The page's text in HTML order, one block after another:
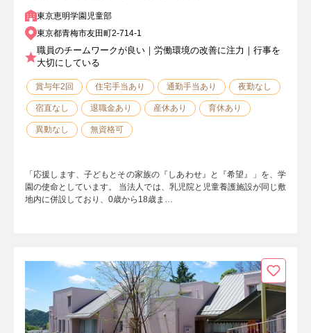
東京恵明学園児童部
東京都青梅市友田町2-714-1
職員のチームワークが良い｜労働環境の改善に注力｜行事を
大切にしている
賞与年2回 住宅手当あり 通勤手当あり 夜勤なし
宿直なし 退職金あり 産休あり 育休あり
異動なし 無資格可
「応援します、子どもとその家族の『しあわせ』と『希望』」を、学
園の使命としています。 当法人では、乳児院と児童養護施設が同じ敷
地内に併設しており、0歳から18歳ま…